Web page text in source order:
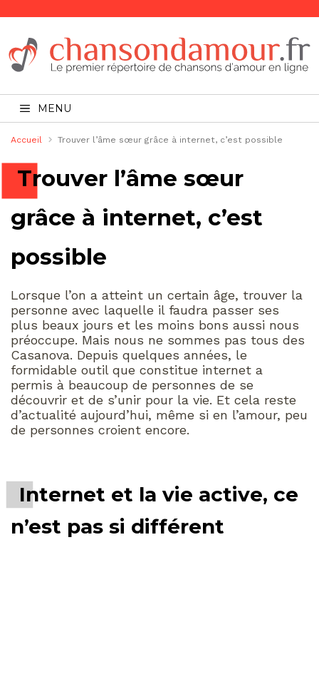
MENU
Accueil Trouver l’âme sœur grâce à internet, c’est possible
Trouver l’âme sœur
grâce à internet, c’est
possible
Lorsque l’on a atteint un certain âge, trouver la
personne avec laquelle il faudra passer ses
plus beaux jours et les moins bons aussi nous
préoccupe. Mais nous ne sommes pas tous des
Casanova. Depuis quelques années, le
formidable outil que constitue internet a
permis à beaucoup de personnes de se
découvrir et de s’unir pour la vie. Et cela reste
d’actualité aujourd’hui, même si en l’amour, peu
de personnes croient encore.
Internet et la vie active, ce
n’est pas si différent